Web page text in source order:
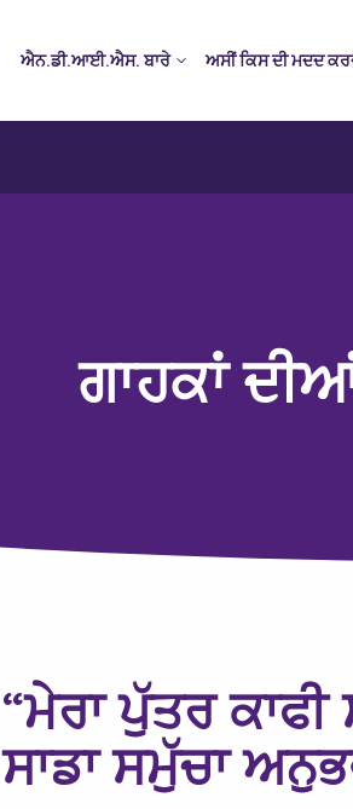
ਐਨ.ਡੀ.ਆਈ.ਐਸ. ਬਾਰੇ ਅਸੀਂ ਕਿਸ ਦੀ ਮਦਦ
ਗਾਹਕਾਂ
“ਮੇਰਾ ਪੁੱਤਰ
ਸਾਡਾ ਸਮੁੱਚਾ